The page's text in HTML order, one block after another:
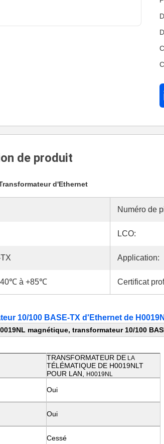
de produit
d'Ethernet
Numéro de
LCO:
Application:
à +85℃ Certificat
10/100 BASE-TX d'Ethernet de
magnétique, transformateur 10/100
TRANSFORMATEUR DE LA
TÉLÉMATIQUE DE H0019NLT
POUR LAN,
H0019NL
Oui
Oui
Cessé